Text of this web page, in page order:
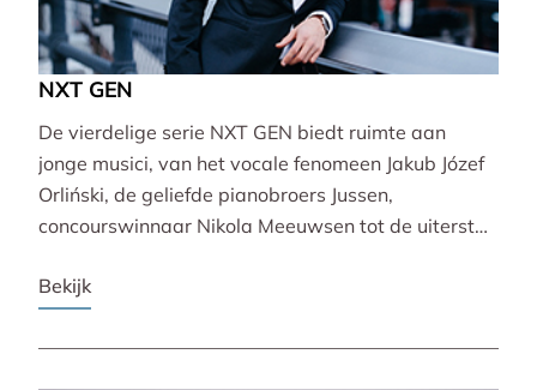
NXT GEN
De vierdelige serie NXT GEN biedt ruimte aan
jonge musici, van het vocale fenomeen Jakub Józef
Orliński, de geliefde pianobroers Jussen,
concourswinnaar Nikola Meeuwsen tot de uiterst
programma’s van barok tot wereldpremière.
Bekijk